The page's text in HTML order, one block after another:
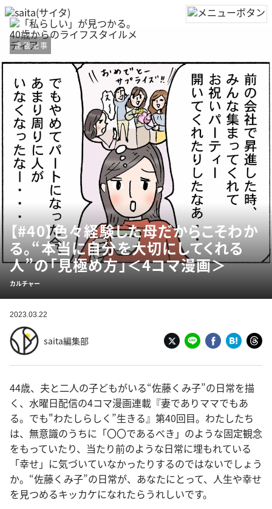
連載記事
【#40】色々経験した母だからこそわか
る。“本当に自分を大切にしてくれる
人”の「見極め方」＜4コマ漫画＞
カルチャー
2023.03.22
saita編集部
44歳、夫と二人の子どもがいる“佐藤くみ子”の日常を描
く、水曜日配信の4コマ漫画連載『妻でありママでもあ
る。でも"わたしらしく”生きる』第40回目。わたしたち
は、無意識のうちに「〇〇であるべき」のような固定観念
をもっていたり、当たり前のような日常に埋もれている
「幸せ」に気づいていなかったりするのではないでしょう
か。“佐藤くみ子”の日常が、あなたにとって、人生や幸せ
を見つめるキッカケになれたらうれしいです。